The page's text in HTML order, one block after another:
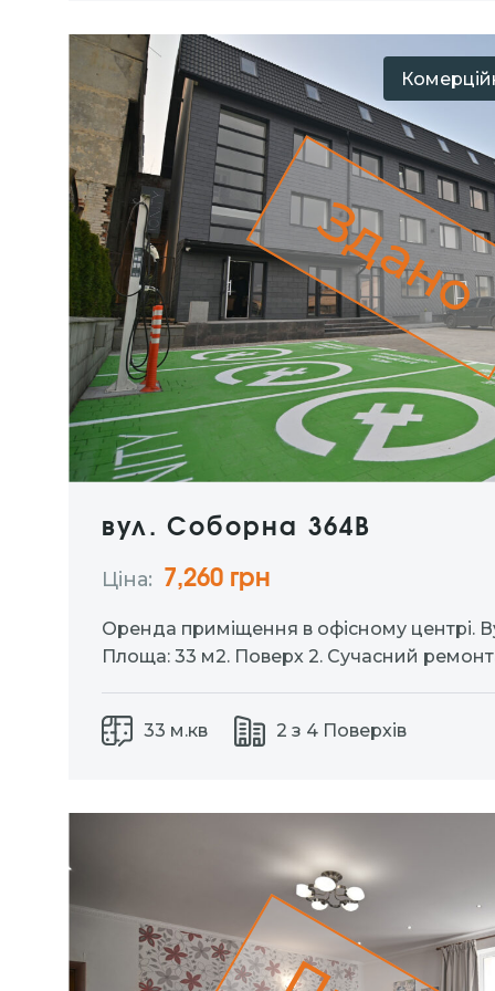
Здано
вул. Соборна 364В
Ціна: 7,260 грн
Оренда приміщення в офісному центрі.
Площа: 33 м2. Поверх 2. Сучасний ремонта
генератори. Доступна парковка для
тереторія. Ціна 220 грн / м2 КОМІСІЯ
33 м.кв 2 з 4 Поверхів